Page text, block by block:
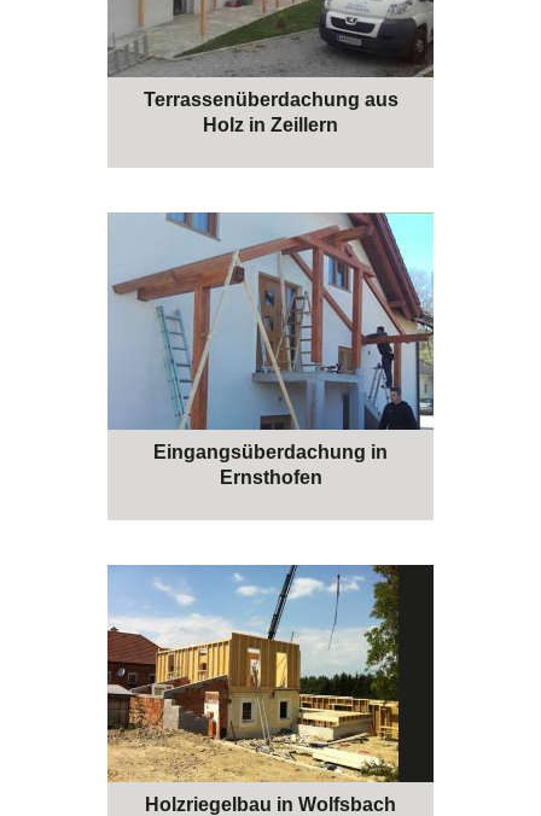
Terrassenüberdachung aus
Holz in Zeillern
Eingangsüberdachung in
Ernsthofen
Holzriegelbau in Wolfsbach